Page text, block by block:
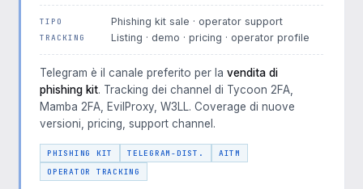
TIPO Phishing kit sale · operator support
TRACKING Listing · demo · pricing · operator profile
Telegram è il canale preferito per la vendita di
phishing kit. Tracking dei channel di Tycoon 2FA,
Mamba 2FA, EvilProxy, W3LL. Coverage di nuove
versioni, pricing, support channel.
PHISHING KIT TELEGRAM-DIST.
AITM
OPERATOR TRACKING